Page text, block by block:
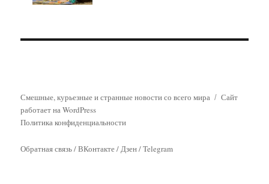
Смешные, курьезные и странные новости со всего мира
Сайт
работает на WordPress
Политика конфиденциальности
Обратная связь/ВКонтакте/Дзен/Telegram